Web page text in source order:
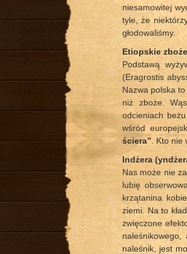
niesamowitej
tyle, że
głodowaliśmy.
Etiopskie zboże
Podstawą
(Eragrostis
Nazwa polska
niż zboże.
odcieniach
wśród
ściera” . Kto
Indżera
Nas może nie
lubię
krzątanina
ziemi. Na to
zwięczone
naleśnik, jest